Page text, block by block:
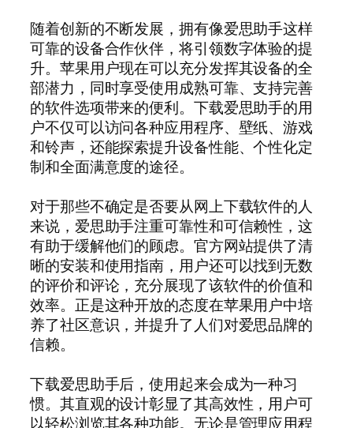
随着创新的不断发展，拥有像爱思助手这样
可靠的设备合作伙伴，将引领数字体验的提
升。苹果用户现在可以充分发挥其设备的全
部潜力，同时享受使用成熟可靠、支持完善
的软件选项带来的便利。下载爱思助手的用
户不仅可以访问各种应用程序、壁纸、游戏
和铃声，还能探索提升设备性能、个性化定
制和全面满意度的途径。
对于那些不确定是否要从网上下载软件的人
来说，爱思助手注重可靠性和可信赖性，这
有助于缓解他们的顾虑。官方网站提供了清
晰的安装和使用指南，用户还可以找到无数
的评价和评论，充分展现了该软件的价值和
效率。正是这种开放的态度在苹果用户中培
养了社区意识，并提升了人们对爱思品牌的
信赖。
下载爱思助手后，使用起来会成为一种习
惯。其直观的设计彰显了其高效性，用户可
以轻松浏览其各种功能。无论是管理应用程